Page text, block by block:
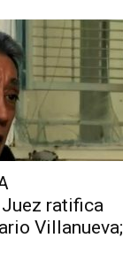
Juez ratifica
Villanueva;